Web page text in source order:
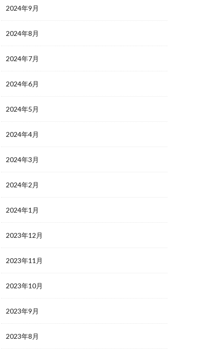
2024年9月
2024年8月
2024年7月
2024年6月
2024年5月
2024年4月
2024年3月
2024年2月
2024年1月
2023年12月
2023年11月
2023年10月
2023年9月
2023年8月